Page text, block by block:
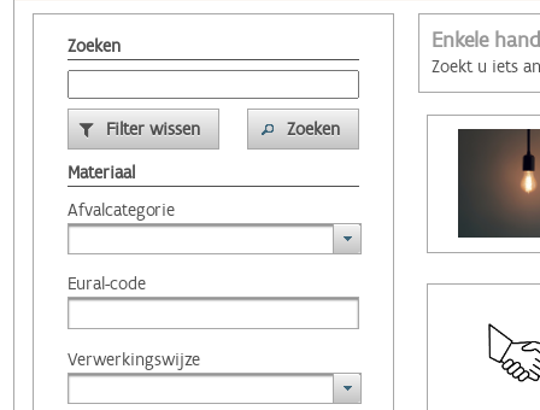
Zoeken
Filter wissen
Zoeken
Materiaal
Afvalcategorie
Eural-code
Verwerkingswijze
Enkele
Zoekt u iets